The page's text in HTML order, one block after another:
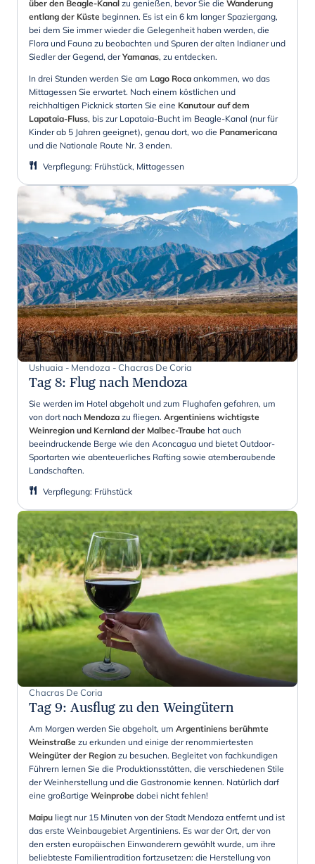
über den Beagle-Kanal zu genießen, bevor Sie die Wanderung
entlang der Küste beginnen. Es ist ein 6 km langer Spaziergang,
bei dem Sie immer wieder die Gelegenheit haben werden, die
Flora und Fauna zu beobachten und Spuren der alten Indianer und
Siedler der Gegend, derYamanas, zu entdecken.
In drei Stunden werden Sie am Lago Roca ankommen, wo das
Mittagessen Sie erwartet. Nach einem köstlichen und
reichhaltigen Picknick starten Sie eine Kanutour auf dem
Lapataia-Fluss, bis zur Lapataia-Bucht im Beagle-Kanal (nur für
Kinder ab 5 Jahren geeignet), genau dort, wo die Panamericana
und die Nationale Route Nr. 3 enden.
Verpflegung: Frühstück, Mittagessen
Ushuaia - Mendoza - Chacras De Coria
Tag 8: Flug nach Mendoza
Sie werden im Hotel abgeholt und zum Flughafen gefahren, um
von dort nach Mendoza zu fliegen. Argentiniens wichtigste
Weinregion und Kernland der Malbec-Traube hat auch
beeindruckende Berge wie den Aconcagua und bietet Outdoor-
Sportarten wie abenteuerliches Rafting sowie atemberaubende
Landschaften.
Verpflegung: Frühstück
Chacras De Coria
Tag 9: Ausflug zu den Weingütern
Am Morgen werden Sie abgeholt, um Argentiniens berühmte
Weinstraße zu erkunden und einige der renommiertesten
Weingüter der Region zu besuchen. Begleitet von fachkundigen
Führern lernen Sie die Produktionsstätten, die verschiedenen Stile
der Weinherstellung und die Gastronomie kennen. Natürlich darf
eine großartige Weinprobe dabei nicht fehlen!
Maipu liegt nur 15 Minuten von der Stadt Mendoza entfernt und ist
das erste Weinbaugebiet Argentiniens. Es war der Ort, der von
den ersten europäischen Einwanderern gewählt wurde, um ihre
beliebteste Familientradition fortzusetzen: die Herstellung von